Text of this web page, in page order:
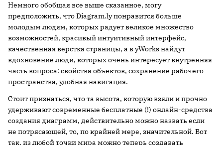
Немного обобщая все выше сказанное, могу
предположить, что Diagram.ly понравится больше
молодым людям, которых радует великое множество
возможностей, красивый интуитивный интерфейс,
качественная верстка страницы, а в yWorks найдут
вдохновение люди, которых очень интересует внутренняя
часть вопроса: свойства объектов, сохранение рабочего
пространства, удобная навигация.
Стоит признаться, что та высота, которую взяли и прочно
удерживают современные бесплатные (!) онлайн-средства
создания диаграмм, действительно можно назвать если
не потрясающей, то, по крайней мере, значительной. Вот
так, из любой точки мира можно теперь создавать